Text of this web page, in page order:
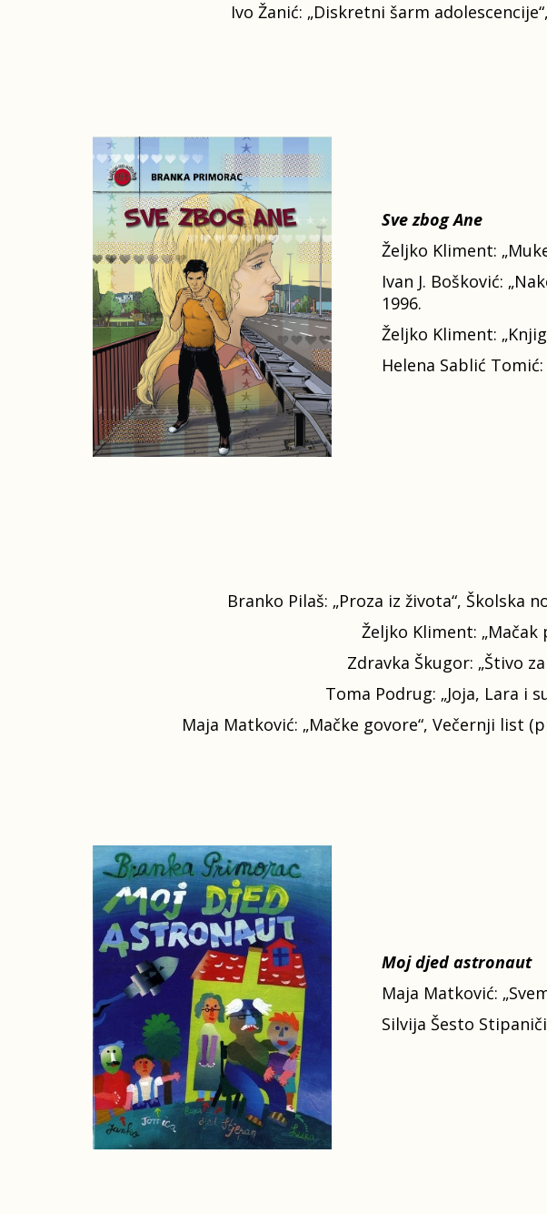
Ivo Žanić: „Diskretni šarm
Sve zbog Ane
Željko Kliment:
Ivan J. Bošković:
1996.
Željko Kliment:
Helena Sablić
Branko Pilaš: „Proza iz života“, Školska
Željko Kliment: „Mačak
Zdravka Škugor: „Štivo
Toma Podrug: „Joja, Lara i
Maja Matković: „Mačke govore“, Večernji list
Moj djed astronaut
Maja Matković:
Silvija Šesto